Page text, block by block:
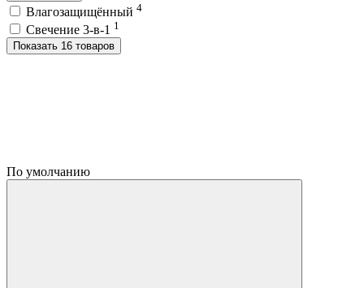
Влагозащищённый 4
Свечение 3-в-1 1
Показать 16 товаров
По умолчанию